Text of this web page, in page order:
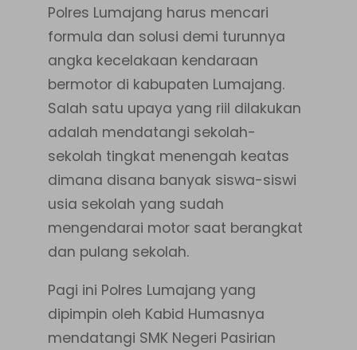
Polres Lumajang harus mencari
formula dan solusi demi turunnya
angka kecelakaan kendaraan
bermotor di kabupaten Lumajang.
Salah satu upaya yang riil dilakukan
adalah mendatangi sekolah-
sekolah tingkat menengah keatas
dimana disana banyak siswa-siswi
usia sekolah yang sudah
mengendarai motor saat berangkat
dan pulang sekolah.
Pagi ini Polres Lumajang yang
dipimpin oleh Kabid Humasnya
mendatangi SMK Negeri Pasirian